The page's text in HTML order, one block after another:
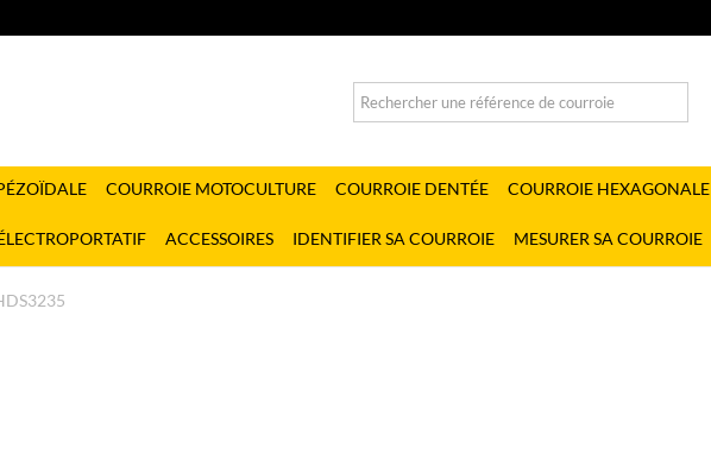
COURROIE MOTOCULTURE COURROIE DENTÉE COURROIE HEXAGONALE
ACCESSOIRES IDENTIFIER SA COURROIE MESURER SA COURROIE